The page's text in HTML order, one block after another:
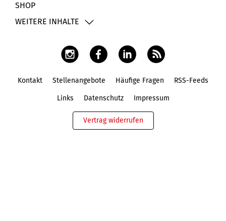
SHOP
WEITERE INHALTE
Kontakt Stellenangebote Häufige Fragen RSS-Feeds
Links Datenschutz Impressum
Vertrag widerrufen